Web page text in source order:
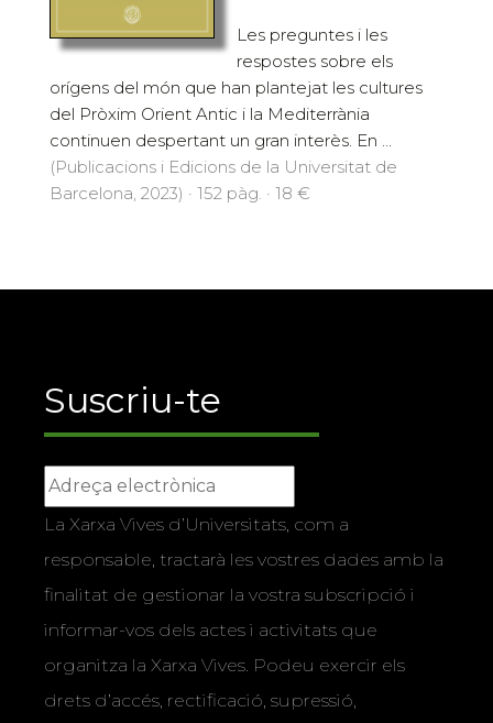
Les preguntes i les
respostes sobre els
orígens del món que han plantejat les cultures
del Pròxim Orient Antic i la Mediterrània
continuen despertant un gran interès. En ...
(Publicacions i Edicions de la Universitat de
Barcelona, 2023) · 152 pàg. · 18 €
Suscriu-te
La Xarxa Vives d’Universitats, com a
responsable, tractarà les vostres dades amb la
finalitat de gestionar la vostra subscripció i
informar-vos dels actes i activitats que
organitza la Xarxa Vives. Podeu exercir els
drets d’accés, rectificació, supressió,